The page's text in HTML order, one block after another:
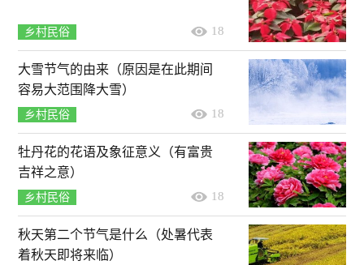
乡村民俗 18
大雪节气的由来（原因是在此期间
容易大范围降大雪）
乡村民俗 18
牡丹花的花语及象征意义（有富贵
吉祥之意）
乡村民俗 18
秋天第二个节气是什么（处暑代表
着秋天即将来临）